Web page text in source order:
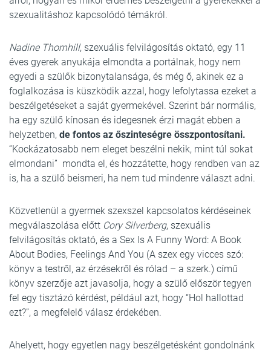
szexualitáshoz kapcsolódó témákról.
Nadine Thornhill, szexuális felvilágosítás oktató, egy 11
éves gyerek anyukája elmondta a portálnak, hogy nem
egyedi a szülők bizonytalansága, és még ő, akinek ez a
foglalkozása is küszködik azzal, hogy lefolytassa ezeket a
beszélgetéseket a saját gyermekével. Szerint bár normális,
ha egy szülő kínosan és idegesnek érzi magát ebben a
helyzetben, de fontos az őszinteségre összpontosítani.
“Kockázatosabb nem eleget beszélni nekik, mint túl sokat
elmondani” mondta el, és hozzátette, hogy rendben van az
is, ha a szülő beismeri, ha nem tud mindenre választ adni.
Közvetlenül a gyermek szexszel kapcsolatos kérdéseinek
megválaszolása előtt Cory Silverberg, szexuális
felvilágosítás oktató, és a Sex Is A Funny Word: A Book
About Bodies, Feelings And You (A szex egy vicces szó:
könyv a testről, az érzésekről és rólad – a szerk.) című
könyv szerzője azt javasolja, hogy a szülő először tegyen
fel egy tisztázó kérdést, például azt, hogy “Hol hallottad
ezt?”, a megfelelő válasz érdekében.
Ahelyett, hogy egyetlen nagy beszélgetésként gondolnánk